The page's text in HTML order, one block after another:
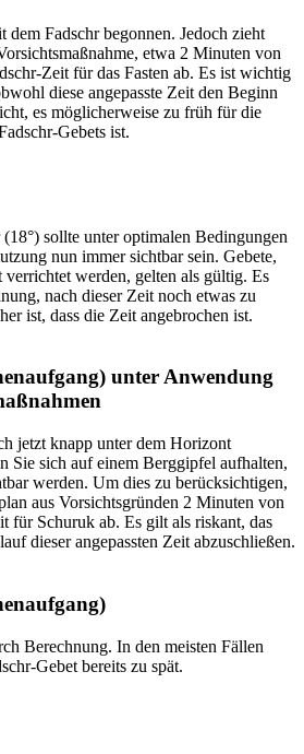
dem Fadschr begonnen. Jedoch zieht
etwa 2 Minuten von
Zeit für das Fasten ab. Es ist wichtig
diese angepasste Zeit den Beginn
es möglicherweise zu früh für die
Gebets ist.
sollte unter optimalen Bedingungen
nun immer sichtbar sein. Gebete,
verrichtet werden, gelten als gültig. Es
nach dieser Zeit noch etwas zu
ist, dass die Zeit angebrochen ist.
unter Anwendung
jetzt knapp unter dem Horizont
Sie sich auf einem Berggipfel aufhalten,
werden. Um dies zu berücksichtigen,
aus Vorsichtsgründen 2 Minuten von
für Schuruk ab. Es gilt als riskant, das
dieser angepassten Zeit abzuschließen.
Berechnung. In den meisten Fällen
Gebet bereits zu spät.